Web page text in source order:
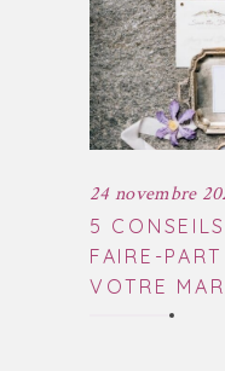
24 novembre
5
FAIRE-
VOTRE